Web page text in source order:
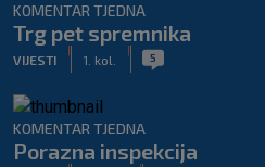
KOMENTAR TJEDNA
Trg pet spremnika
VIJESTI 1. kol. 5
KOMENTAR TJEDNA
Porazna inspekcija